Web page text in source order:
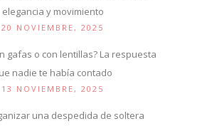
elegancia y movimiento
20 NOVIEMBRE, 2025
gafas o con lentillas? La respuesta
nadie te había contado
13 NOVIEMBRE, 2025
una despedida de soltera